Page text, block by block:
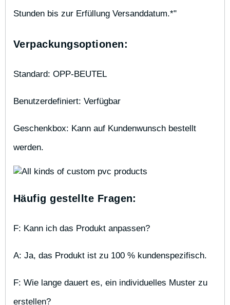
Stunden bis zur Erfüllung Versanddatum.*"
Verpackungsoptionen:
Standard: OPP-BEUTEL
Benutzerdefiniert: Verfügbar
Geschenkbox: Kann auf Kundenwunsch bestellt
werden.
Häufig gestellte Fragen:
F: Kann ich das Produkt anpassen?
A: Ja, das Produkt ist zu 100 % kundenspezifisch.
F: Wie lange dauert es, ein individuelles Muster zu
erstellen?